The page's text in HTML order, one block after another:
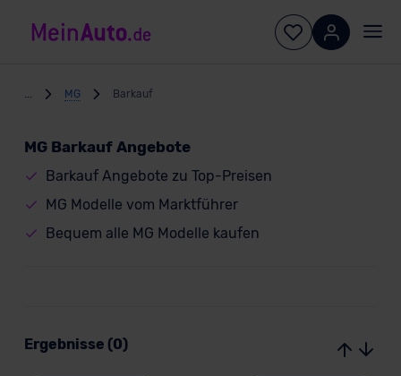
MG Barkauf
MG Barkauf Angebote
Barkauf Angebote zu Top-Preisen
MG Modelle vom Marktführer
Bequem alle MG Modelle kaufen
Ergebnisse (0)